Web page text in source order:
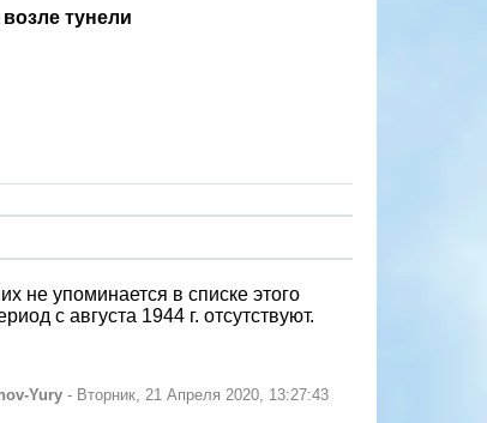
тунели
не упоминается в списке этого
с августа 1944 г. отсутствуют.
Yury - Вторник, 21 Апреля 2020, 13:27:43